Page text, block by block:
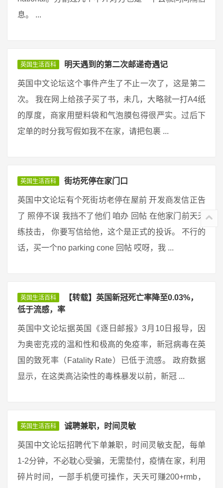
息。 ...
英国生活百科 明天遇到的第二次邮递奇遇记
英国中文论坛这个事件产生了不止一次了，这是第二
次。 我在网上给孩子买了书，未几，大略就一打A4纸
的厚度，商家用塑料袋和气泡膜包得很严实。过后下
定单的时分我写假如我不在家，请把包裹 ...
英国生活百科 街坊死停在家门口
英国中文论坛有个死街坊老停在屋前 开发商发信正告
了 照停不误 我挡不了他们 咱办 回帖 在他家门前天天
练技击， 你要写信给他，这个是正式的投诉。 不行的
话，买一个no parking cone 回帖 哎呀，我 ...
英国生活百科
【转载】英国新冠死亡率降至0.03%，
低于流感，率
英国中文论坛据英国《逐日邮报》3月10日报导，因
为奥密克戎的温和性和极高的免疫率，新冠病毒在英
国的致死率（Fatality Rate）已低于流感。 政府数据
显示，在这类高沾染性的毒株暴发以前，新冠 ...
英国生活百科 诚聘兼职，时间灵敏
英国中文论坛招聘代下单兼职，时间灵敏支配，每单
1-2分钟，不必耽心受骗，无需垫付，疫情在家，利用
碎片时间，一部手机便可操作，天天可赚200+rmb，